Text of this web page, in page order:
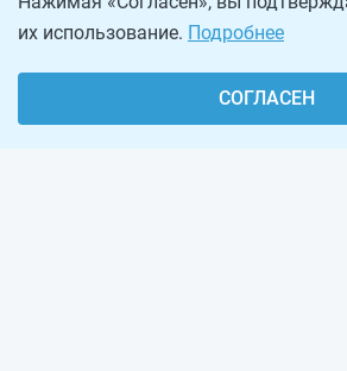
их использование. Подробнее
СОГЛАСЕН